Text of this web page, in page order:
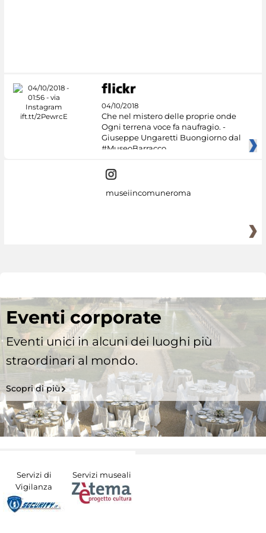
04/10/2018
Che nel mistero delle proprie onde
Ogni terrena voce fa naufragio. -
Giuseppe Ungaretti Buongiorno dal
#MuseoBarracco
museiincomuneroma
Eventi corporate
Eventi unici in alcuni dei luoghi più
straordinari al mondo.
Scopri di più
Servizi di
Vigilanza
Servizi museali